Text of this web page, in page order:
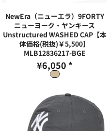
NewEra（ニューエラ）9FORTY
ニューヨーク・ヤンキース
Unstructured WASHED CAP【本
体価格(税抜)￥5,500】
MLB12836217-BGE
¥6,050 *